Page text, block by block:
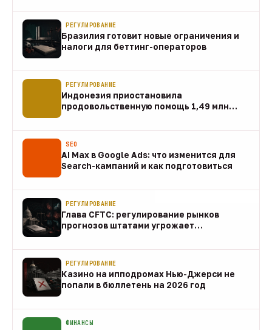
РЕГУЛИРОВАНИЕ
Бразилия готовит новые ограничения и
налоги для беттинг-операторов
РЕГУЛИРОВАНИЕ
Индонезия приостановила
продовольственную помощь 1,49 млн
SEO
AI Max в Google Ads: что изменится для
Search-кампаний и как подготовиться
РЕГУЛИРОВАНИЕ
Глава CFTC: регулирование рынков
прогнозов штатами угрожает
РЕГУЛИРОВАНИЕ
Казино на ипподромах Нью-Джерси не
попали в бюллетень на 2026 год
ФИНАНСЫ